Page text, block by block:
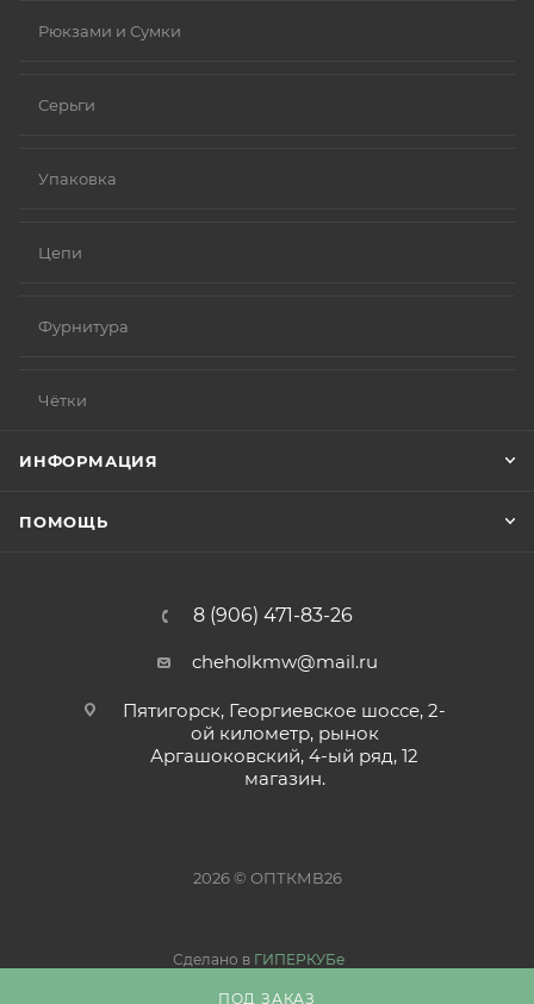
ПОД ЗАКАЗ
Рюкзами и Сумки
Серьги
Упаковка
Цепи
Фурнитура
Чётки
ИНФОРМАЦИЯ
ПОМОЩЬ
8 (906) 471-83-26
cheholkmw@mail.ru
Пятигорск, Георгиевское шоссе, 2-
ой километр, рынок
Аргашоковский, 4-ый ряд, 12
магазин.
2026 © ОПТКМВ26
Сделано в ГИПЕРКУБе